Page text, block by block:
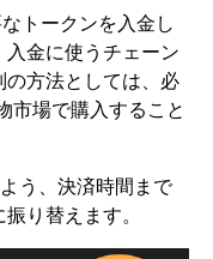
トークンを入金し
金に使うチェーン
の方法としては、必
市場で購入すること
う、決済時間まで
り替えます。